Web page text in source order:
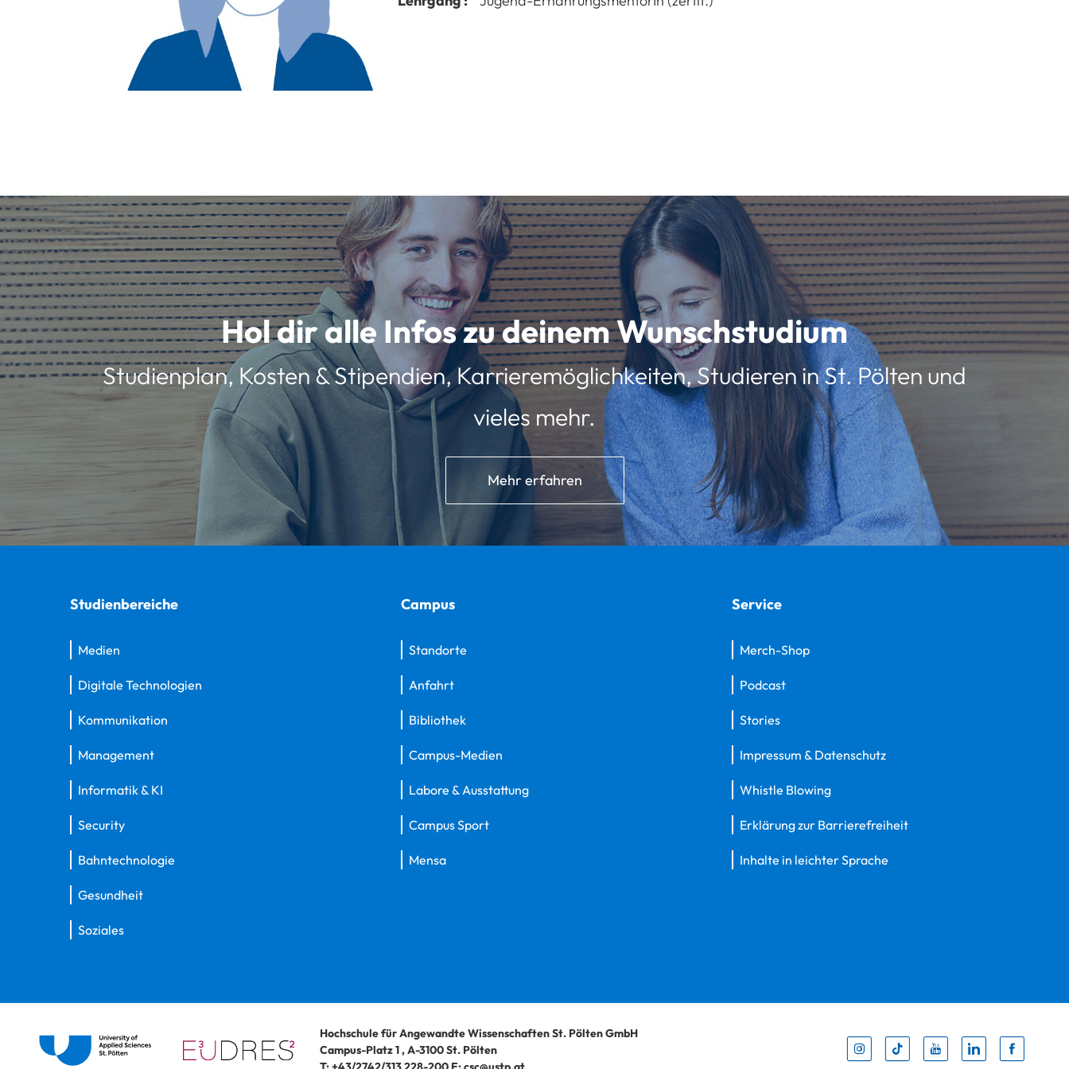
Hol dir alle Infos zu deinem Wunschstudium
Studienplan, Kosten & Stipendien, Karrieremöglichkeiten, Studieren in St. Pölten und
vieles mehr.
Mehr erfahren
Studienbereiche
Medien
Digitale Technologien
Kommunikation
Management
Informatik & KI
Security
Bahntechnologie
Gesundheit
Soziales
Campus
Standorte
Anfahrt
Bibliothek
Campus-Medien
Labore & Ausstattung
Campus Sport
Mensa
Service
Merch-Shop
Podcast
Stories
Impressum & Datenschutz
Whistle Blowing
Erklärung zur Barrierefreiheit
Inhalte in leichter Sprache
Hochschule für Angewandte Wissenschaften St. Pölten GmbH
Campus-Platz 1,A-3100St. Pölten